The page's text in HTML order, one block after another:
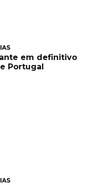
em definitivo
Portugal